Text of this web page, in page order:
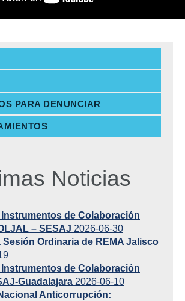
PARA DENUNCIAR
Noticias
Instrumentos de Colaboración
– SESAJ 2026-06-30
Sesión Ordinaria de REMA Jalisco
Instrumentos de Colaboración
Guadalajara 2026-06-10
Anticorrupción: